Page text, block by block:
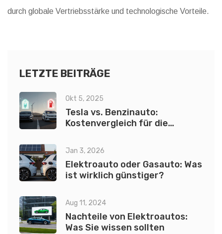
durch globale Vertriebsstärke und technologische Vorteile.
LETZTE BEITRÄGE
Okt 5, 2025
Tesla vs. Benzinauto:
Kostenvergleich für die
Jan 3, 2026
Elektroauto oder Gasauto: Was
ist wirklich günstiger?
Aug 11, 2024
Nachteile von Elektroautos:
Was Sie wissen sollten